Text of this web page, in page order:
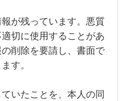
が残っています。悪質
切に使用することがあ
削除を要請し、書面で
す。
いたことを、本人の同